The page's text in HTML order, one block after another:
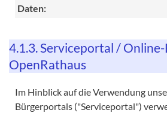
Daten:
4.1.3. Serviceportal /
OpenRathaus
Im Hinblick auf die Verwendung
Bürgerportals ("Serviceportal")